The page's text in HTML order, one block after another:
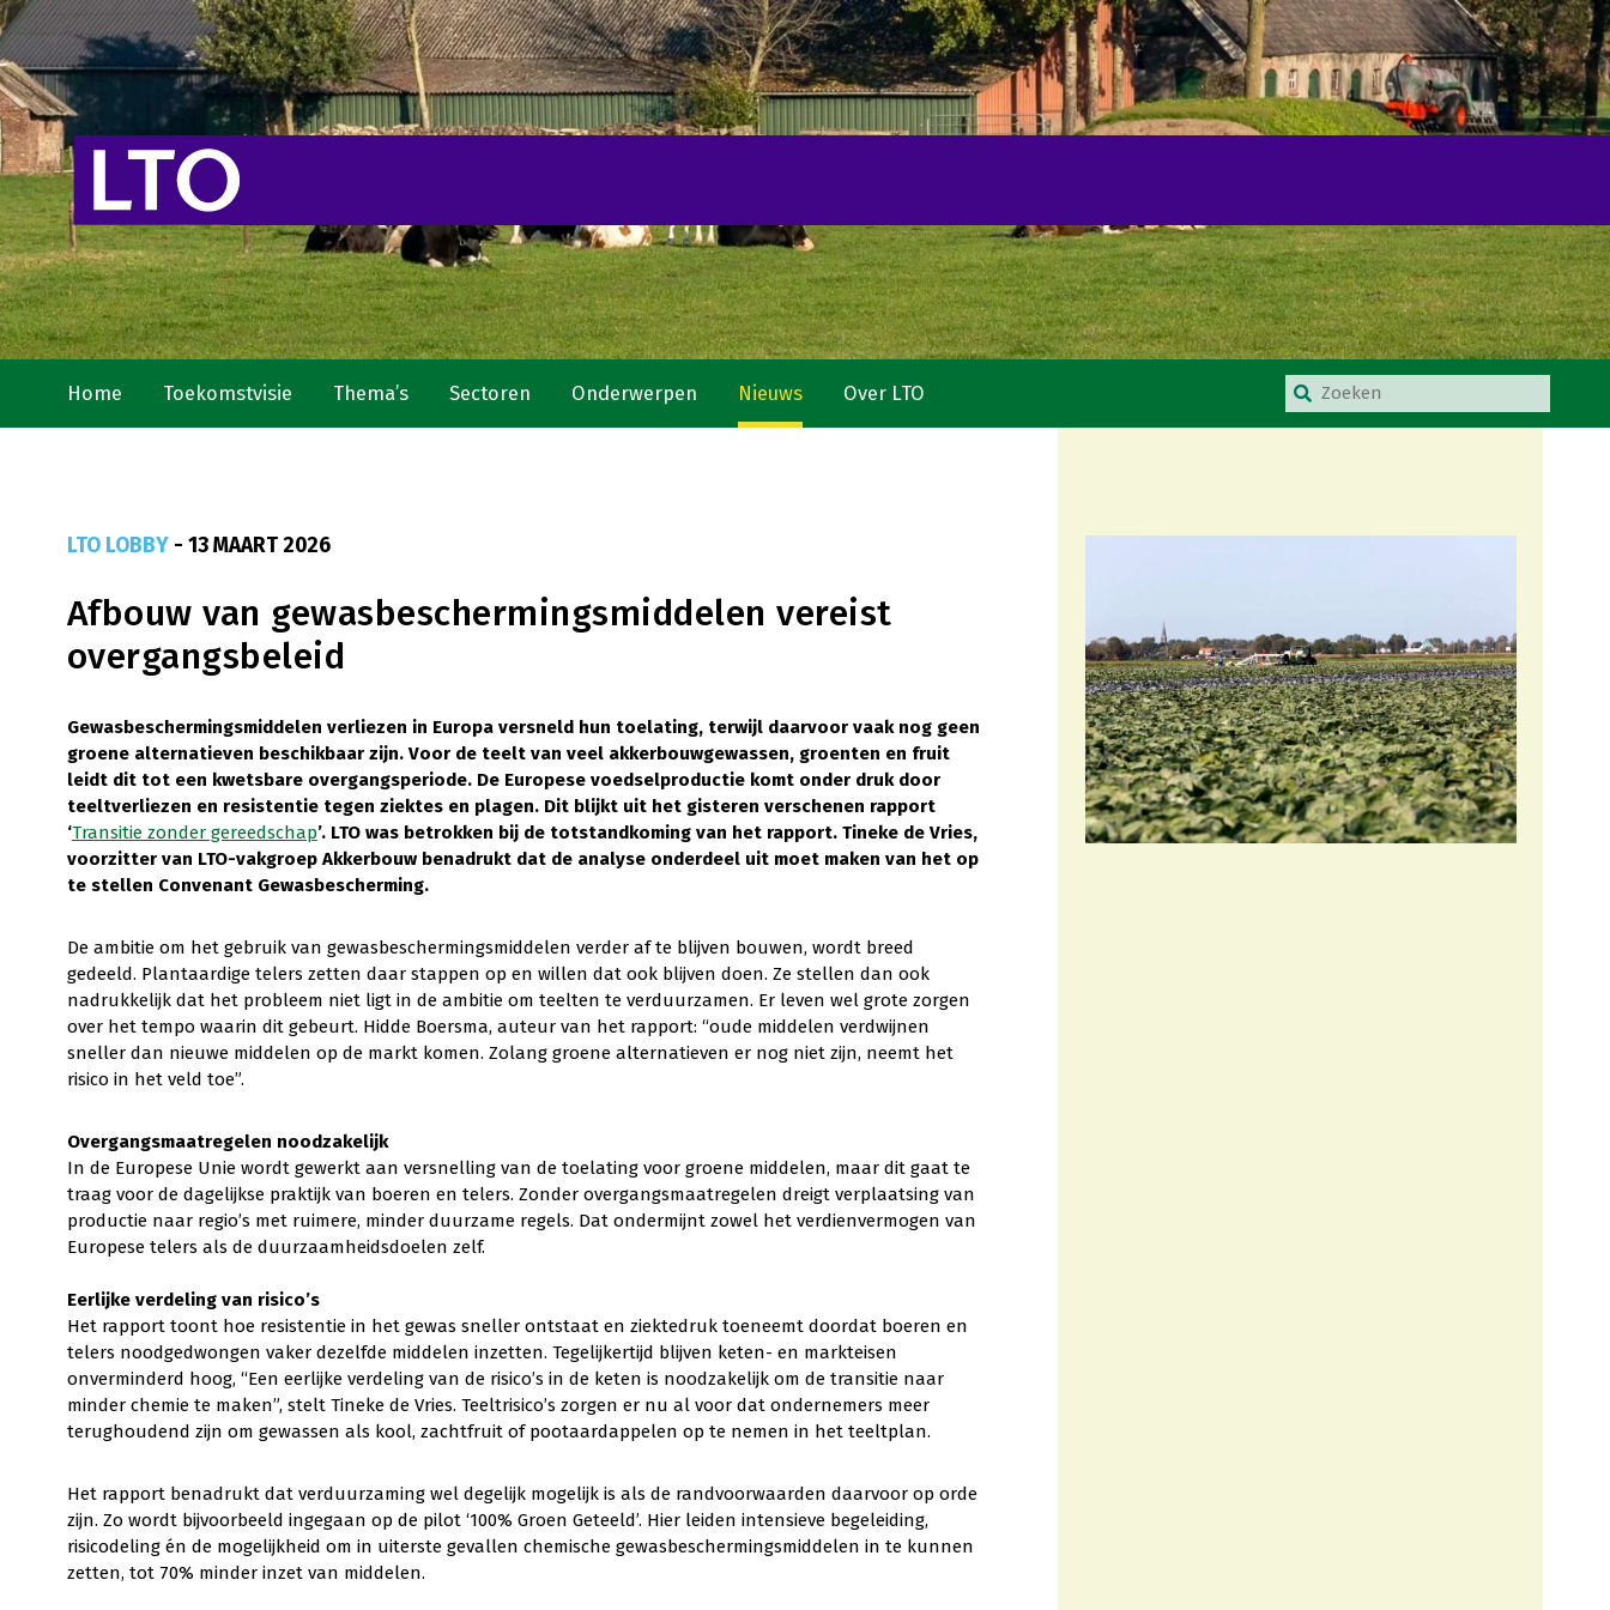
Home Toekomstvisie Thema’s Sectoren Onderwerpen Nieuws Over LTO
LTO LOBBY- 13 MAART 2026
Afbouw van gewasbeschermingsmiddelen vereist
overgangsbeleid
Gewasbeschermingsmiddelen verliezen in Europa versneld hun toelating, terwijl daarvoor vaak nog geen
groene alternatieven beschikbaar zijn. Voor de teelt van veel akkerbouwgewassen, groenten en fruit
leidt dit tot een kwetsbare overgangsperiode. De Europese voedselproductie komt onder druk door
teeltverliezen en resistentie tegen ziektes en plagen. Dit blijkt uit het gisteren verschenen rapport
‘Transitie zonder gereedschap’. LTO was betrokken bij de totstandkoming van het rapport. Tineke de Vries,
voorzitter van LTO-vakgroep Akkerbouw benadrukt dat de analyse onderdeel uit moet maken van het op
te stellen Convenant Gewasbescherming.
De ambitie om het gebruik van gewasbeschermingsmiddelen verder af te blijven bouwen, wordt breed
gedeeld. Plantaardige telers zetten daar stappen op en willen dat ook blijven doen. Ze stellen dan ook
nadrukkelijk dat het probleem niet ligt in de ambitie om teelten te verduurzamen. Er leven wel grote zorgen
over het tempo waarin dit gebeurt. Hidde Boersma, auteur van het rapport: “oude middelen verdwijnen
sneller dan nieuwe middelen op de markt komen. Zolang groene alternatieven er nog niet zijn, neemt het
risico in het veld toe”.
Overgangsmaatregelen noodzakelijk
In de Europese Unie wordt gewerkt aan versnelling van de toelating voor groene middelen, maar dit gaat te
traag voor de dagelijkse praktijk van boeren en telers. Zonder overgangsmaatregelen dreigt verplaatsing van
productie naar regio’s met ruimere, minder duurzame regels. Dat ondermijnt zowel het verdienvermogen van
Europese telers als de duurzaamheidsdoelen zelf.
Eerlijke verdeling van risico’s
Het rapport toont hoe resistentie in het gewas sneller ontstaat en ziektedruk toeneemt doordat boeren en
telers noodgedwongen vaker dezelfde middelen inzetten. Tegelijkertijd blijven keten- en markteisen
onverminderd hoog, “Een eerlijke verdeling van de risico’s in de keten is noodzakelijk om de transitie naar
minder chemie te maken”, stelt Tineke de Vries. Teeltrisico’s zorgen er nu al voor dat ondernemers meer
terughoudend zijn om gewassen als kool, zachtfruit of pootaardappelen op te nemen in het teeltplan.
Het rapport benadrukt dat verduurzaming wel degelijk mogelijk is als de randvoorwaarden daarvoor op orde
zijn. Zo wordt bijvoorbeeld ingegaan op de pilot ‘100% Groen Geteeld’. Hier leiden intensieve begeleiding,
risicodeling én de mogelijkheid om in uiterste gevallen chemische gewasbeschermingsmiddelen in te kunnen
zetten, tot 70% minder inzet van middelen.